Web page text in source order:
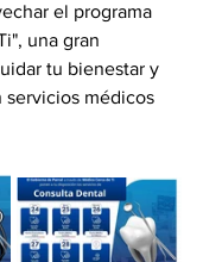
el programa
una gran
tu bienestar y
médicos